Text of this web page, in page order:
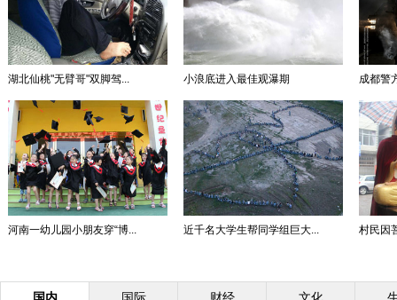
湖北仙桃"无臂哥"双脚驾... 小浪底进入最佳观瀑期 成都警
河南一幼儿园小朋友穿“博... 近千名大学生帮同学组巨大... 村民因